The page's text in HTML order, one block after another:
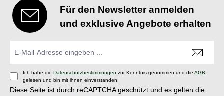
Für den Newsletter anmelden
und exklusive Angebote erhalten
Ich habe die Datenschutzbestimmungen zur Kenntnis genommen und die AGB
gelesen und bin mit ihnen einverstanden.
Diese Seite ist durch reCAPTCHA geschützt und es gelten die